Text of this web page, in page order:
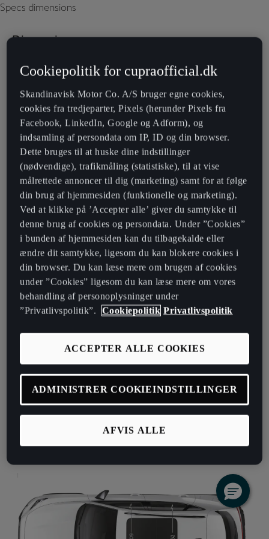
Specs dimensions
Dimensions
Cookiepolitik for cupraofficial.dk
Skandinavisk Motor Co. A/S bruger egne cookies,
cookies fra tredjeparter, Pixels (herunder Pixels fra
Facebook, LinkedIn, Google og Adform), og
indsamling af persondata om IP, ID og din browser.
Dette bruges til at huske dine indstillinger
(nødvendige), trafikmåling (statistiske), til at vise
målrettede annoncer til dig (marketing) samt for at følge
din brug af hjemmesiden (funktionelle og marketing).
Ved at klikke på ’Accepter alle’ giver du samtykke til
denne brug af cookies og persondata. Under ”Cookies”
i bunden af hjemmesiden kan du tilbagekalde eller
ændre dit samtykke, ligesom du kan blokere cookies i
din browser. Du kan læse mere om brugen af cookies
under ”Cookies” ligesom du kan læse mere om vores
behandling af personoplysninger under
”Privatlivspolitik”.
Cookiepolitik Privatlivspolitik
AFVIS ALLE
ACCEPTER ALLE COOKIES
ADMINISTRER COOKIEINDSTILLINGER